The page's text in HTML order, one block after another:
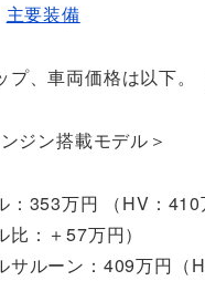
主要装備
プ、車両価格は以下。
ジン搭載モデル＞
：353万円 （HV：410
比：＋57万円）
ルーン：409万円（